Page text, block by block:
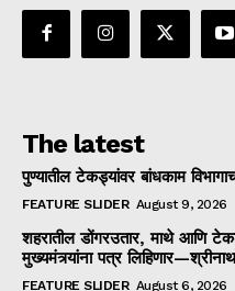
The latest
पुण्यातील टेकड्यांवर बांधकाम
FEATURE SLIDER August 9, 2026
शहरातील डोंगरउतार, माथे आणि
मुख्यमंत्र्यांना पत्र
FEATURE SLIDER August 6, 2026